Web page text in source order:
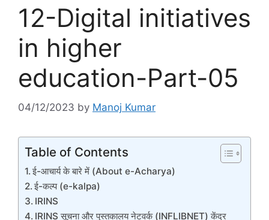
12-Digital initiatives
in higher
education-Part-05
04/12/2023 by Manoj Kumar
Table of Contents
ई-आचार्य के बारे में (About e-Acharya)
ई-कल्प (e-kalpa)
IRINS
IRINS सूचना और पुस्तकालय नेटवर्क (INFLIBNET) केंद्र